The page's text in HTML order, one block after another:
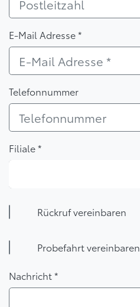
E-Mail Adresse *
Telefonnummer
Filiale *
Rückruf vereinbaren
Probefahrt vereinbaren
Nachricht *